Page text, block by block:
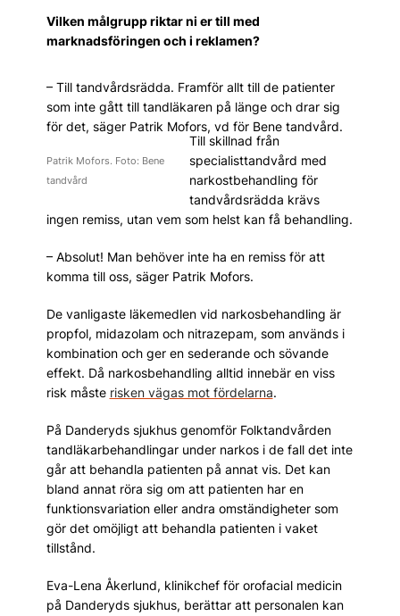
Vilken målgrupp riktar ni er till med
marknadsföringen och i reklamen?
– Till tandvårdsrädda. Framför allt till de patienter
som inte gått till tandläkaren på länge och drar sig
för det, säger Patrik Mofors, vd för Bene tandvård.
Patrik Mofors. Foto: Bene
tandvård
Till skillnad från
specialisttandvård med
narkostbehandling för
tandvårdsrädda krävs
ingen remiss, utan vem som helst kan få behandling.
– Absolut! Man behöver inte ha en remiss för att
komma till oss, säger Patrik Mofors.
De vanligaste läkemedlen vid narkosbehandling är
propfol, midazolam och nitrazepam, som används i
kombination och ger en sederande och sövande
effekt. Då narkosbehandling alltid innebär en viss
risk måste risken vägas mot fördelarna.
På Danderyds sjukhus genomför Folktandvården
tandläkarbehandlingar under narkos i de fall det inte
går att behandla patienten på annat vis. Det kan
bland annat röra sig om att patienten har en
funktionsvariation eller andra omständigheter som
gör det omöjligt att behandla patienten i vaket
tillstånd.
Eva-Lena Åkerlund, klinikchef för orofacial medicin
på Danderyds sjukhus, berättar att personalen kan